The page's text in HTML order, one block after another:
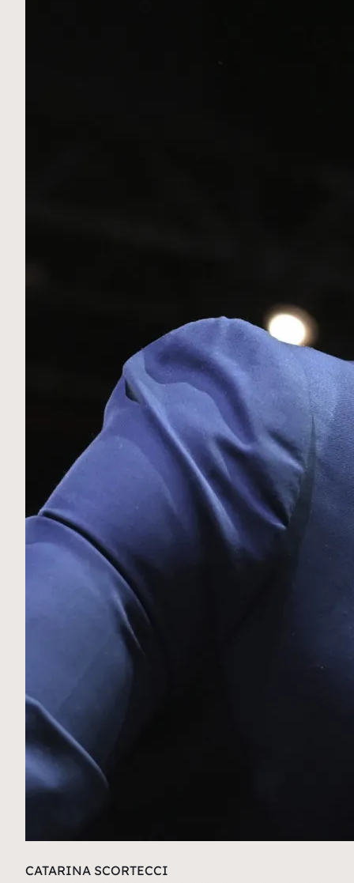
CATARINA SCORTECCI